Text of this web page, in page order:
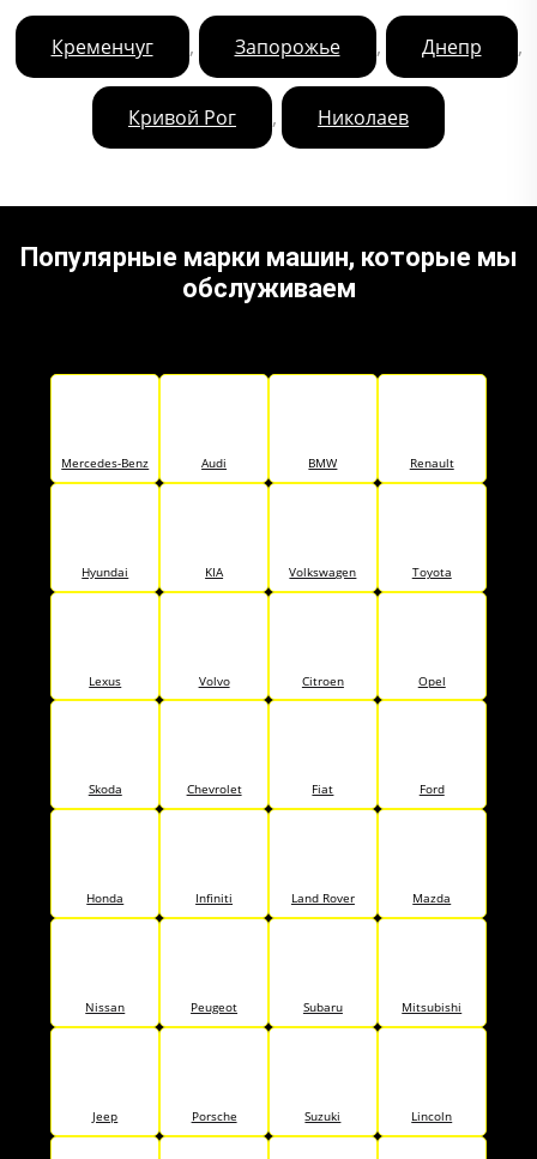
Кременчуг , Запорожье , Днепр ,
Кривой Рог , Николаев
Популярные марки машин, которые мы
обслуживаем
Mercedes-Benz Audi BMW Renault
Hyundai KIA Volkswagen Toyota
Lexus Volvo Citroen Opel
Skoda Chevrolet Fiat Ford
Honda Infiniti Land Rover Mazda
Nissan Peugeot Subaru Mitsubishi
Jeep Porsche Suzuki Lincoln